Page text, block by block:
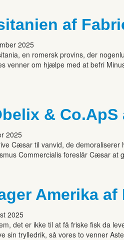
af
2025
en romersk provins, der
venner om hjælpe med at befri
&
2025
Cæsar til vanvid, de
Commercialis foreslår Cæsar
Amerika af
2025
det er ikke til at få friske fisk da
sin trylledrik, så vores to venner